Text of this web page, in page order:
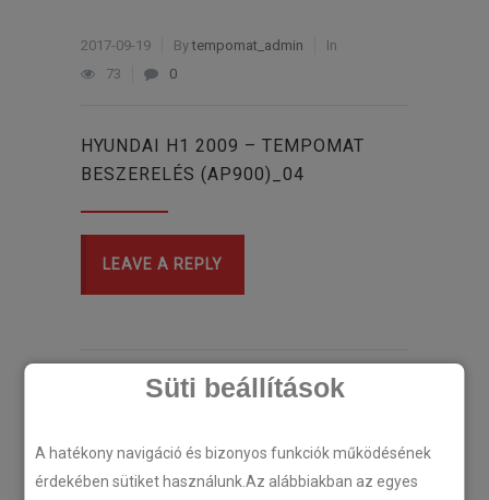
Süti beállítások
A hatékony navigáció és bizonyos funkciók működésének
érdekében sütiket használunk.Az alábbiakban az egyes
2017-09-19 Bytempomat_admin
In
73
0
HYUNDAI H1 2009 – TEMPOMAT
BESZERELÉS (AP900)_04
LEAVE A REPLY
LEGÚJABB CIKKEK